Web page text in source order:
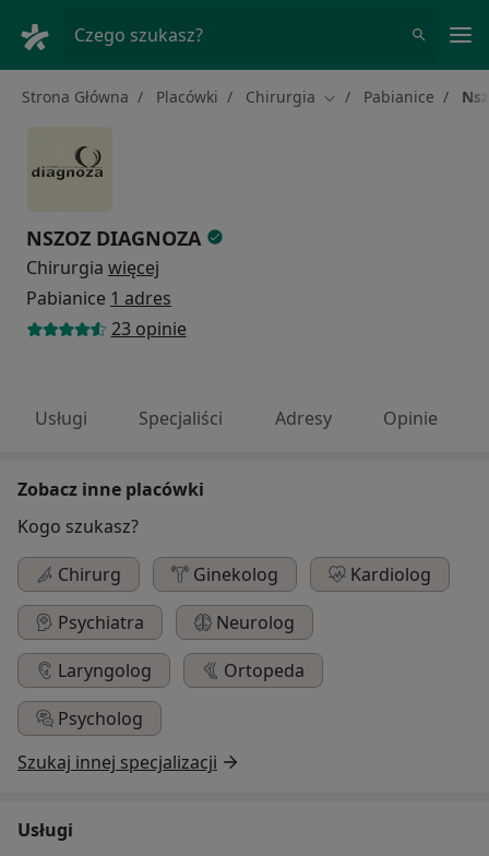
Czego szukasz?
Strona Główna Placówki Chirurgia Zmień miasto
Pabianice
NSZOZ DIAGNOZA
Chirurgia więcej
Pabianice 1 adres
23 opinie
Usługi Specjaliści Adresy Opinie
Zobacz inne placówki
Kogo szukasz?
Chirurg
Ginekolog
Kardiolog
Psychiatra
Neurolog
Laryngolog
Ortopeda
Psycholog
Szukaj innej specjalizacji
Usługi